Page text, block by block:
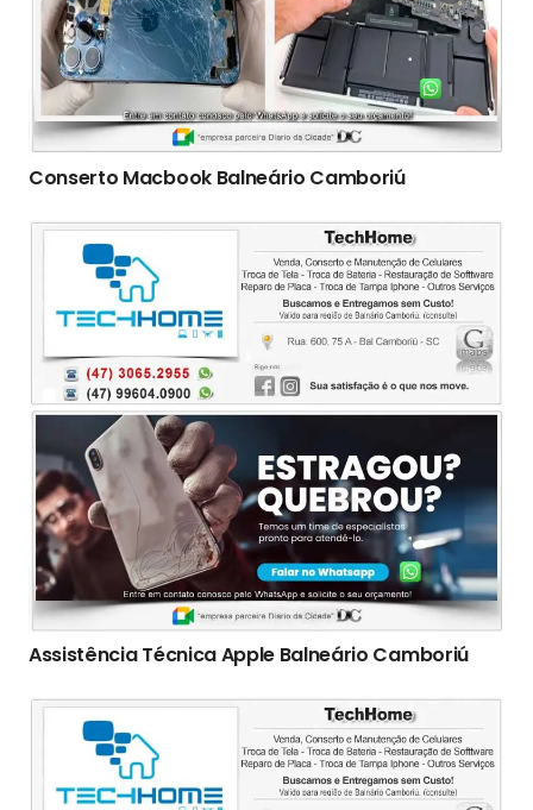
Conserto Macbook Balneário Camboriú
Assistência Técnica Apple Balneário Camboriú